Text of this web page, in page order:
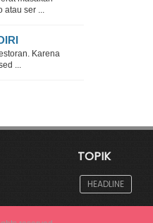
ser ...
Karena
...
TOPIK
HEADLINE